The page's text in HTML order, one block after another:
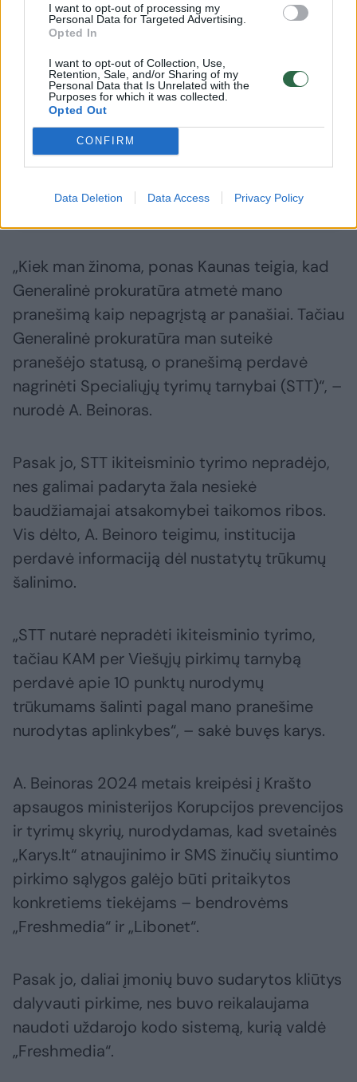
I want to opt-out of processing my
Personal Data for Targeted Advertising.
Opted In
I want to opt-out of Collection, Use,
Retention, Sale, and/or Sharing of my
Personal Data that Is Unrelated with the
Purposes for which it was collected.
Opted Out
CONFIRM
Data Deletion Data Access Privacy Policy
Žiniasklaida: Rusija svarsto
smūgius Baltijos regione
Ukrainos gamybos dronais
grėsmę
„Kiek man žinoma, ponas Kaunas teigia, kad
Generalinė prokuratūra atmetė mano
pranešimą kaip nepagrįstą ar panašiai. Tačiau
Generalinė prokuratūra man suteikė
pranešėjo statusą, o pranešimą perdavė
nagrinėti Specialiųjų tyrimų tarnybai (STT)“, –
nurodė A. Beinoras.
Pasak jo, STT ikiteisminio tyrimo nepradėjo,
nes galimai padaryta žala nesiekė
baudžiamajai atsakomybei taikomos ribos.
Vis dėlto, A. Beinoro teigimu, institucija
perdavė informaciją dėl nustatytų trūkumų
šalinimo.
„STT nutarė nepradėti ikiteisminio tyrimo,
tačiau KAM per Viešųjų pirkimų tarnybą
perdavė apie 10 punktų nurodymų
trūkumams šalinti pagal mano pranešime
nurodytas aplinkybes“, – sakė buvęs karys.
A. Beinoras 2024 metais kreipėsi į Krašto
apsaugos ministerijos Korupcijos prevencijos
ir tyrimų skyrių, nurodydamas, kad svetainės
„Karys.lt“ atnaujinimo ir SMS žinučių siuntimo
pirkimo sąlygos galėjo būti pritaikytos
konkretiems tiekėjams – bendrovėms
„Freshmedia“ ir „Libonet“.
Pasak jo, daliai įmonių buvo sudarytos kliūtys
dalyvauti pirkime, nes buvo reikalaujama
naudoti uždarojo kodo sistemą, kurią valdė
„Freshmedia“.